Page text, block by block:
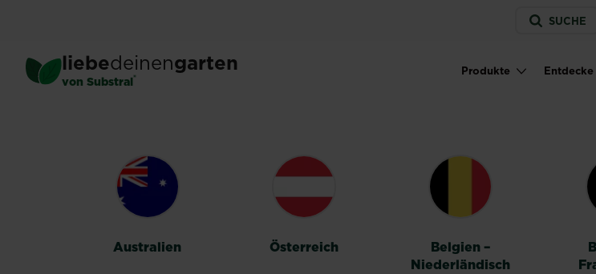
content
Service
menu
SUCHE
liebedeinengarten
von Substral® Main navigation
Produkte
Australien Österreich
Belgien –
Niederländisch